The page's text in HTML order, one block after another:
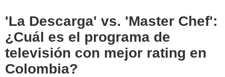
'La Descarga' vs. 'Master Chef':
¿Cuál es el programa de
televisión con mejor rating en
Colombia?